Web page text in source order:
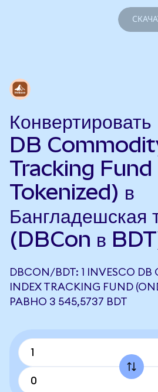
DB
Tracking
Tokenized) в
Бангладешская
(DBCon в
DBCON/BDT: 1 INVESCO DB
INDEX TRACKING FUND
РАВНО 3 545,5737 BDT